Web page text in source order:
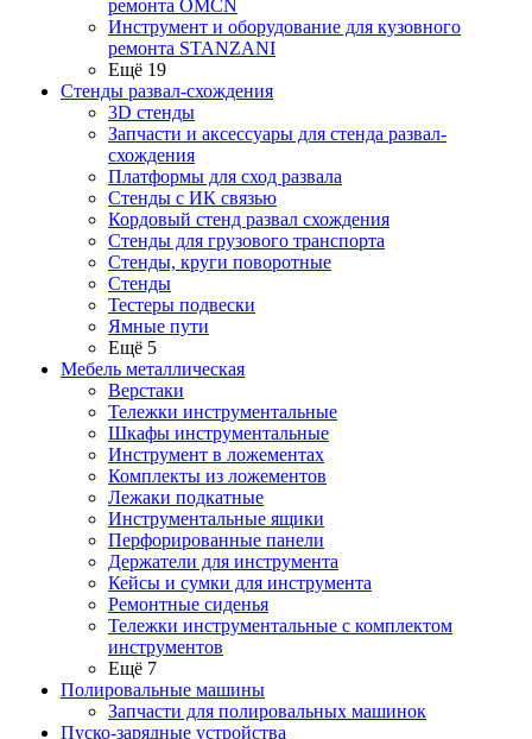
ремонта OMCN
Инструмент и оборудование для кузовного
ремонта STANZANI
Ещё 19
Стенды развал-схождения
3D стенды
Запчасти и аксессуары для стенда развал-
схождения
Платформы для сход развала
Стенды с ИК связью
Кордовый стенд развал схождения
Стенды для грузового транспорта
Стенды, круги поворотные
Стенды
Тестеры подвески
Ямные пути
Ещё 5
Мебель металлическая
Верстаки
Тележки инструментальные
Шкафы инструментальные
Инструмент в ложементах
Комплекты из ложементов
Лежаки подкатные
Инструментальные ящики
Перфорированные панели
Держатели для инструмента
Кейсы и сумки для инструмента
Ремонтные сиденья
Тележки инструментальные с комплектом
инструментов
Ещё 7
Полировальные машины
Запчасти для полировальных машинок
Пуско-зарядные устройства